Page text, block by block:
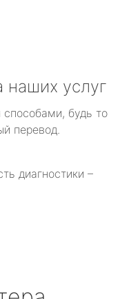
наших услуг
будь то
перевод.
диагностики –